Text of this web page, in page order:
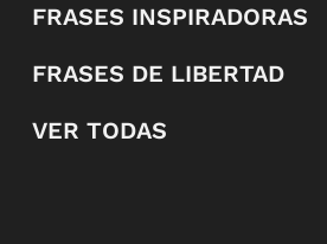
FRASES INSPIRADORAS
FRASES DE LIBERTAD
VER TODAS